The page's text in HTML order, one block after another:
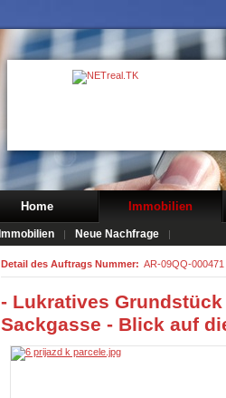
Home Immobilien
Immobilien Neue Nachfrage
Detail des Auftrags Nummer: AR-09QQ-000471
- Lukratives
Sackgasse - Blick auf